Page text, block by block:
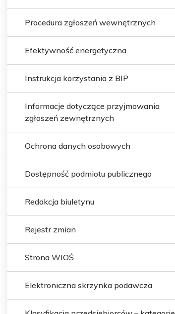
Procedura zgłoszeń wewnętrznych
Efektywność energetyczna
Instrukcja korzystania z BIP
Informacje dotyczące przyjmowania
zgłoszeń zewnętrznych
Ochrona danych osobowych
Dostępność podmiotu publicznego
Redakcja biuletynu
Rejestr zmian
Strona WIOŚ
Elektroniczna skrzynka podawcza